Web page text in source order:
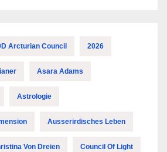
Arcturian Council 2026
Asara Adams
Astrologie
Ausserirdisches Leben
Von Dreien Council Of Light